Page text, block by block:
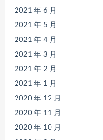
2021 年 6 月
2021 年 5 月
2021 年 4 月
2021 年 3 月
2021 年 2 月
2021 年 1 月
2020 年 12 月
2020 年 11 月
2020 年 10 月